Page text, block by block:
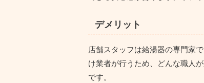
デメリット
店舗スタッフは給湯器の専門家
け業者が行うため、どんな職人
です。